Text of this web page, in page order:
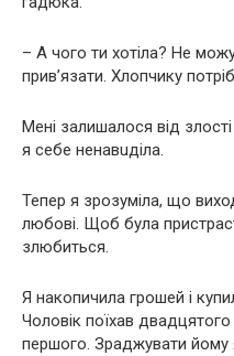
– А чого ти хотіла? Не
прив’язати. Хлопчику
Мені залишалося від
я себе ненавuділа.
Тепер я зрозуміла, що
любові. Щоб була
злюбиться.
Я накопичила грошей і
Чоловік поїхав
першого. Зраджувати йому